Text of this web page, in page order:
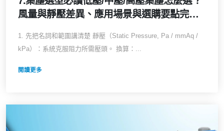
風量與靜壓差異、應用場景與選購要點完整
最新）
1. 先把名詞和範圍講清楚 靜壓（Static Pressure, Pa / mmAq /
kPa）：系統克服阻力所需壓頭。 換算：...
閱讀更多